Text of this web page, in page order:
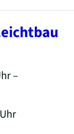
–
Uhr